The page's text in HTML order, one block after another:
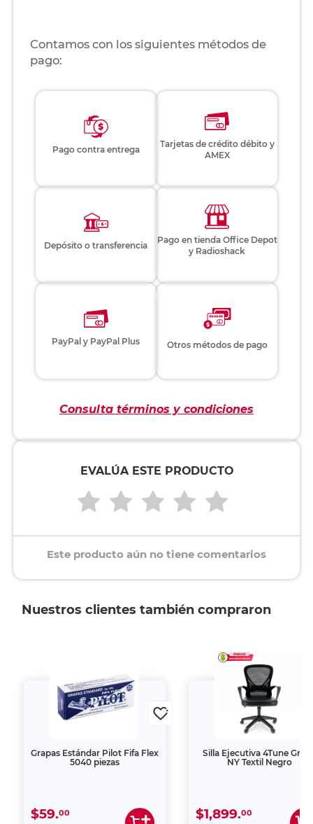
Contamos con los siguientes métodos de
pago:
Pago contra entrega
Tarjetas de crédito débito y
AMEX
Depósito o transferencia
Pago en tienda Office Depot
y Radioshack
PayPal y PayPal Plus Otros métodos de pago
Consulta términos y condiciones
EVALÚA ESTE PRODUCTO
Este producto aún no tiene comentarios
Nuestros clientes también compraron
Grapas Estándar Pilot Fifa Flex
5040 piezas
$59.00
Silla Ejecutiva 4Tune
NY Textil Negro
$1,899.00